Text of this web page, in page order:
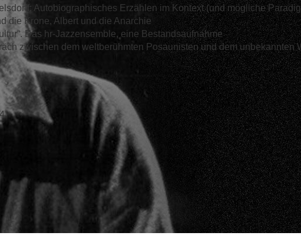
Autobiographisches Erzählen im Kontext (und mögliche
die Krone, Albert und die Anarchie
Das hr-Jazzensemble, eine Bestandsaufnahme
zwischen dem weltberühmten Posaunisten und dem unbekannten